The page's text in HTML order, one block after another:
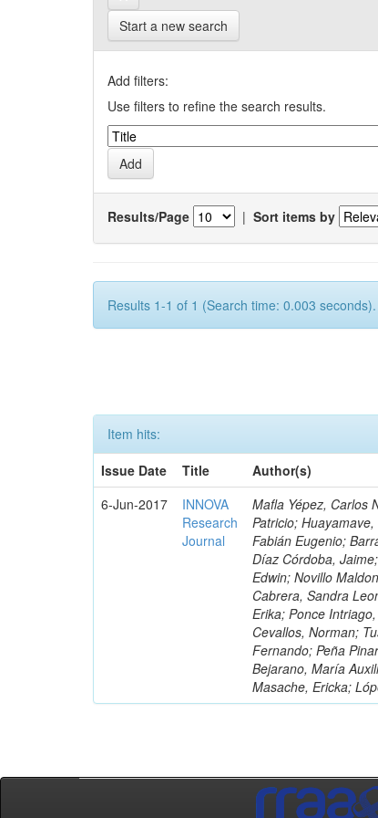
Start a new search
Add filters:
Use filters to refine the search results.
Results/Page | Sort items by
Results 1-1 of 1 (Search time: 0.003 seconds).
Item hits:
Issue Date
Title
Author(s)
6-Jun-2017
INNOVA
Research
Journal
Mafla Yépez, Carlos
Patricio;
Fabián Eugenio;
Díaz Córdoba,
Edwin; Novillo
Cabrera, Sandra
Erika; Ponce
Cevallos, Norman;
Fernando; Peña
Bejarano, María
Masache, Ericka;